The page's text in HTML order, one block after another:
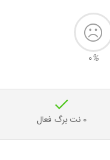
0%
0 نت برگ فعال